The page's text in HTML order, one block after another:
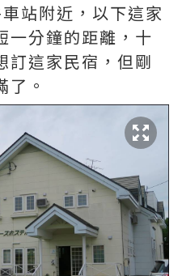
站附近，以下這家
一分鐘的距離，十
訂這家民宿，但剛
。